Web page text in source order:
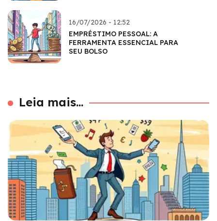
16/07/2026 - 12:52
EMPRÉSTIMO PESSOAL: A
FERRAMENTA ESSENCIAL PARA
SEU BOLSO
Leia mais...